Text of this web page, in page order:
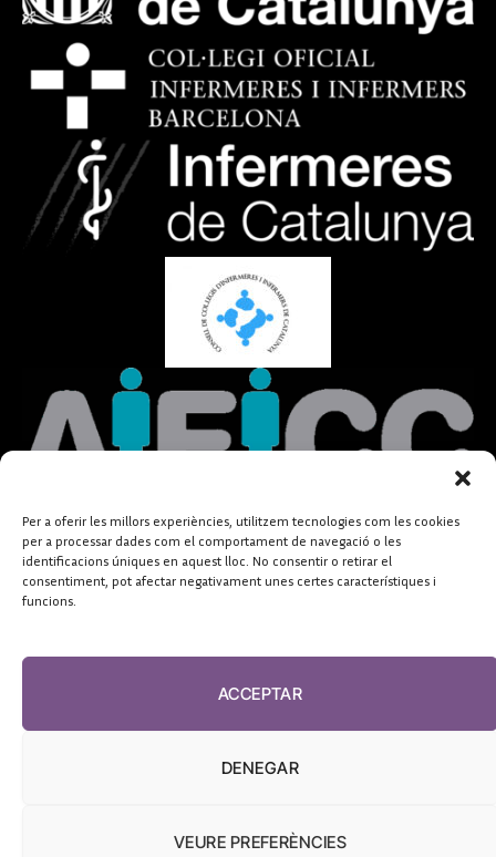
Per a oferir les millors experiències, utilitzem tecnologies com les cookies
per a processar dades com el comportament de navegació o les
identificacions úniques en aquest lloc. No consentir o retirar el
consentiment, pot afectar negativament unes certes característiques i
funcions.
ACCEPTAR
DENEGAR
VEURE PREFERÈNCIES